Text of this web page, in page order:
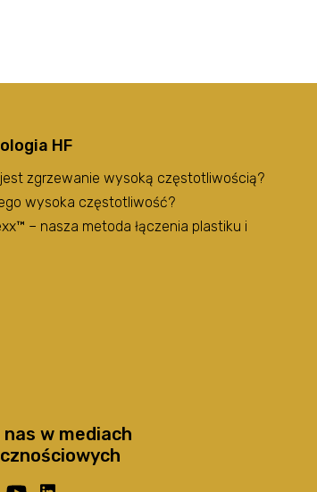
HF
zgrzewanie wysoką częstotliwością?
wysoka częstotliwość?
– nasza metoda łączenia plastiku i
nas w mediach